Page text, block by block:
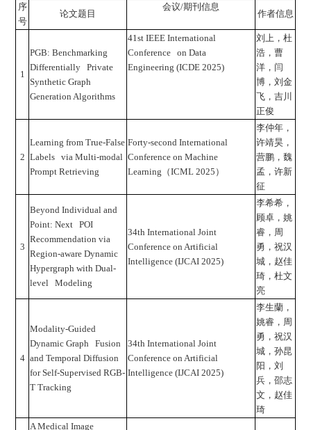
序
号
论文题目
会议/期刊信息
作者信息
1
PGB: Benchmarking
Differentially Private
Synthetic Graph
Generation Algorithms
41st IEEE International
Conference on Data
Engineering (ICDE 2025)
刘上，杜
浩，曹
洋，闫
博，刘金
飞，吉川
正俊
2
Learning from True-False
Labels via Multi-modal
Prompt Retrieving
Forty-second International
Conference on Machine
Learning（ICML 2025）
李仲年，
许靖昊，
营鹏，魏
孟，许新
征
3
Beyond Individual and
Point: Next POI
Recommendation via
Region-aware Dynamic
Hypergraph with Dual-
level Modeling
34th International Joint
Conference on Artificial
Intelligence (IJCAI 2025)
李希希，
顾卓，姚
睿，周
勇，祝汉
城，赵佳
琦，杜文
亮
4
Modality-Guided
Dynamic Graph Fusion
and Temporal Diffusion
for Self-Supervised RGB-
T Tracking
34th International Joint
Conference on Artificial
Intelligence (IJCAI 2025)
李生蘭，
姚睿，周
勇，祝汉
城，孙昆
阳，刘
兵，邵志
文，赵佳
琦
A Medical Image